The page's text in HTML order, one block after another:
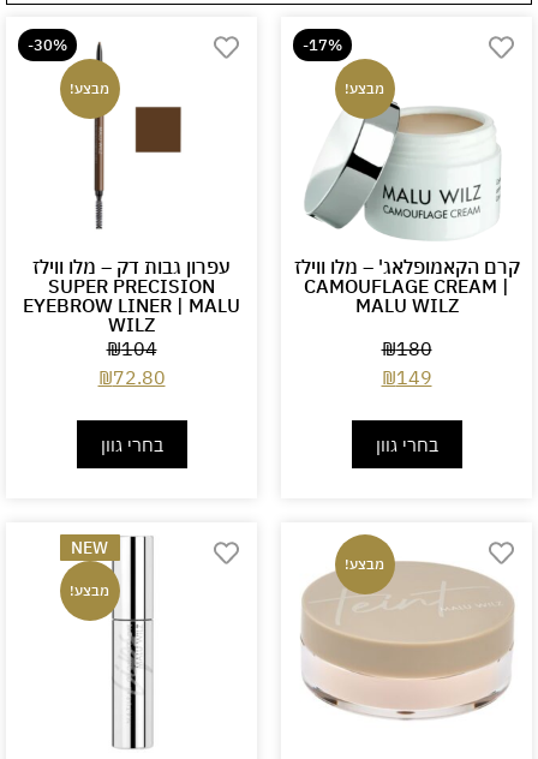
-17%
מבצע!
קרם הקאמופלאג' – מלו ווילז
CAMOUFLAGE CREAM |
MALU WILZ
₪180
₪149
בחרי גוון
-30%
מבצע!
עפרון גבות דק – מלו ווילז
SUPER PRECISION
EYEBROW LINER | MALU
WILZ
₪104
₪72.80
בחרי גוון
מבצע!
NEW
מבצע!